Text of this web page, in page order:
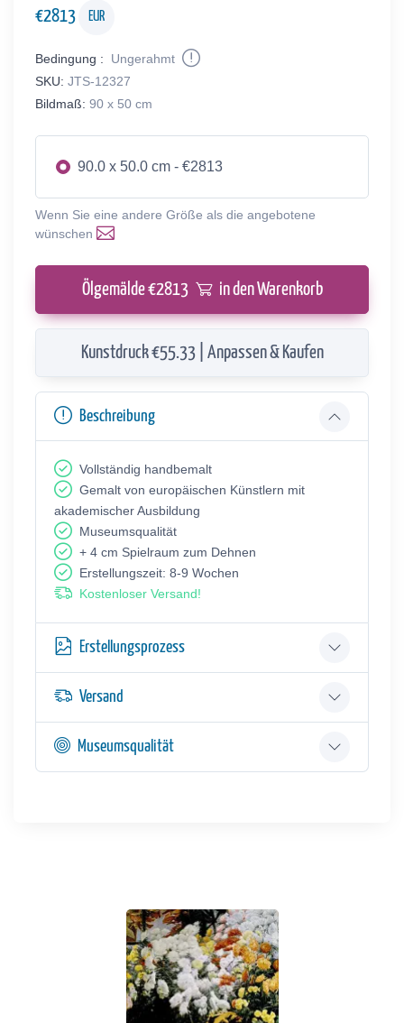
€2813 EUR
Bedingung :
Ungerahmt
SKU: JTS-12327
Bildmaß: 90 x 50 cm
90.0 x 50.0 cm - €2813
Wenn Sie eine andere Größe als die angebotene
wünschen
Ölgemälde €2813 in den Warenkorb
Kunstdruck €55.33 | Anpassen & Kaufen
Beschreibung
Vollständig handbemalt
Gemalt von europäischen Künstlern mit
akademischer Ausbildung
Museumsqualität
+ 4 cm Spielraum zum Dehnen
Erstellungszeit: 8-9 Wochen
Kostenloser Versand!
Erstellungsprozess
Versand
Museumsqualität